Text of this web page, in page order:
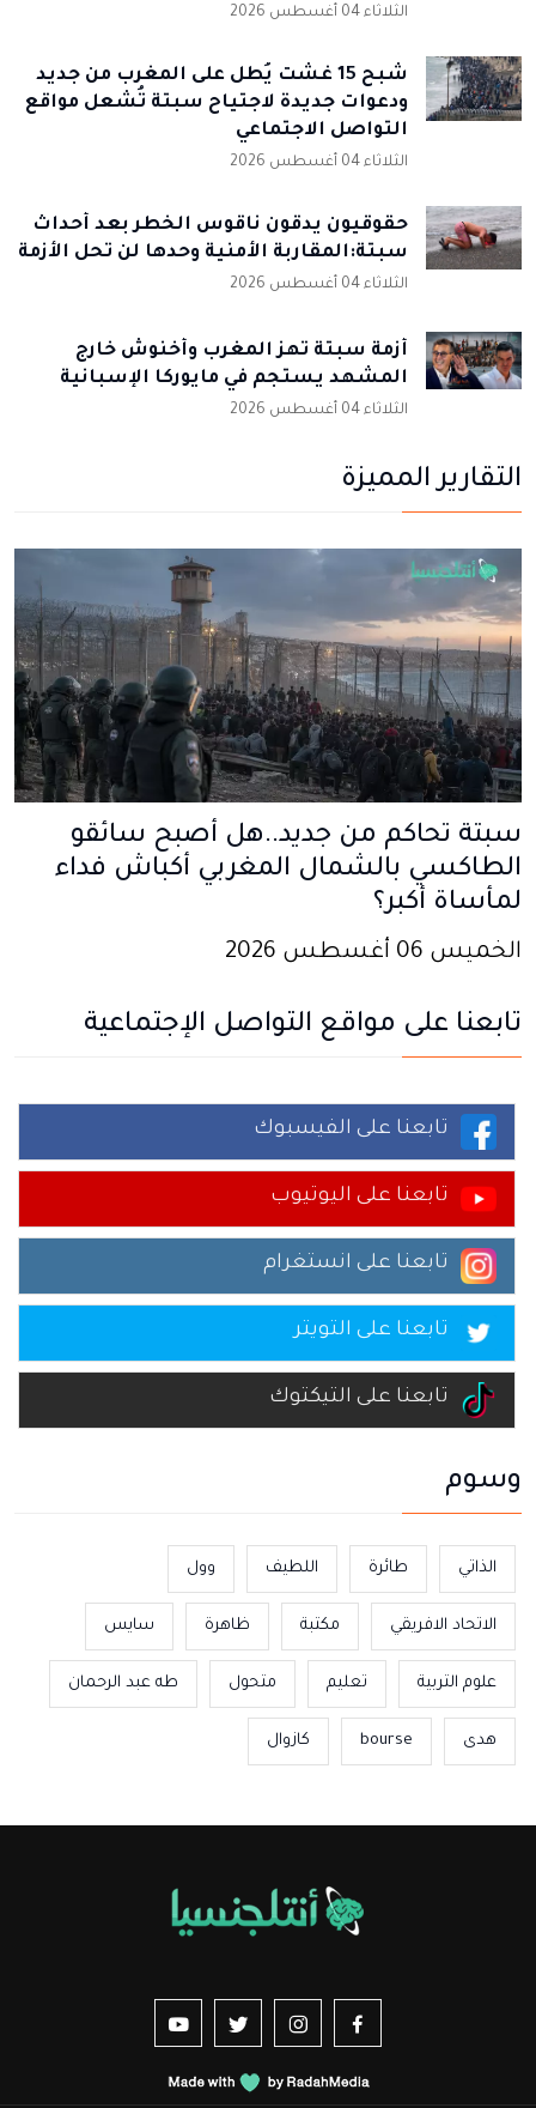
الثلاثاء 04 أغسطس 2026
شبح 15 غشت يُطل على المغرب من جديد
ودعوات جديدة لاجتياح سبتة تُشعل مواقع
التواصل الاجتماعي
الثلاثاء 04 أغسطس 2026
حقوقيون يدقون ناقوس الخطر بعد أحداث
سبتة:المقاربة الأمنية وحدها لن تحل الأزمة
الثلاثاء 04 أغسطس 2026
أزمة سبتة تهز المغرب وأخنوش خارج
المشهد يستجم في مايوركا الإسبانية
الثلاثاء 04 أغسطس 2026
التقارير المميزة
سبتة تحاكم من جديد..هل أصبح سائقو
الطاكسي بالشمال المغربي أكباش فداء
لمأساة أكبر؟
الخميس 06 أغسطس 2026
تابعنا على مواقع التواصل الإجتماعية
تابعنا على الفيسبوك
تابعنا على اليوتيوب
تابعنا على انستغرام
تابعنا على التويتر
تابعنا على التيكتوك
وسوم
الذاتي طائرة اللطيف وول
الاتحاد الافريقي مكتبة ظاهرة سايس
علوم التربية تعليم متحول طه عبد الرحمان
هدى bourse كازوال
Suivez-nous sur Facebook
nous sur Instagram
nous sur Twitter